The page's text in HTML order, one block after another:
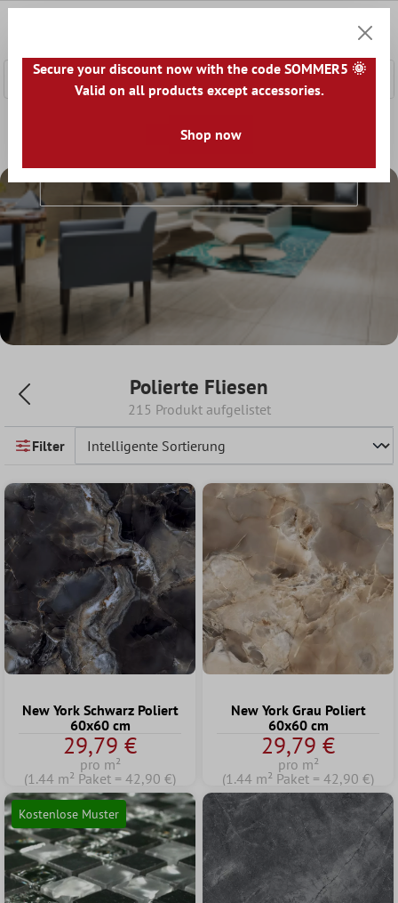
Fliesen nach Oberflächenstruktur
Polierte Fliesen
Polierte Fliesen
215 Produkt aufgelistet
Filter
New York Schwarz Poliert
60x60 cm
29,79 €
pro m²
(1.44 m² Paket = 42,90 €)
New York Grau Poliert
60x60 cm
29,79 €
pro m²
(1.44 m² Paket = 42,90 €)
Kostenlose Muster
Secure your discount now with the code SOMMER5 🌞
Valid on all products except accessories.
Shop now